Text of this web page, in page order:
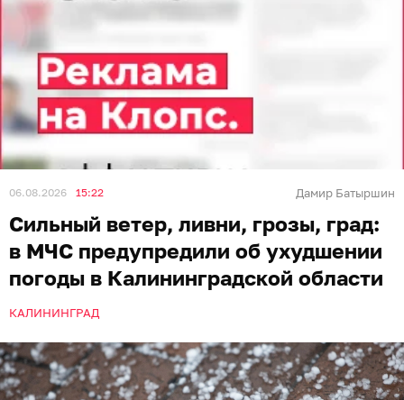
06.08.2026 15:22 Дамир Батыршин
Сильный ветер, ливни, грозы, град:
в МЧС предупредили об ухудшении
погоды в Калининградской области
КАЛИНИНГРАД